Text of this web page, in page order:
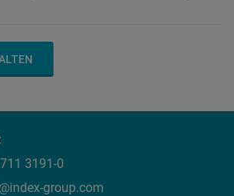
3191-0
group.com